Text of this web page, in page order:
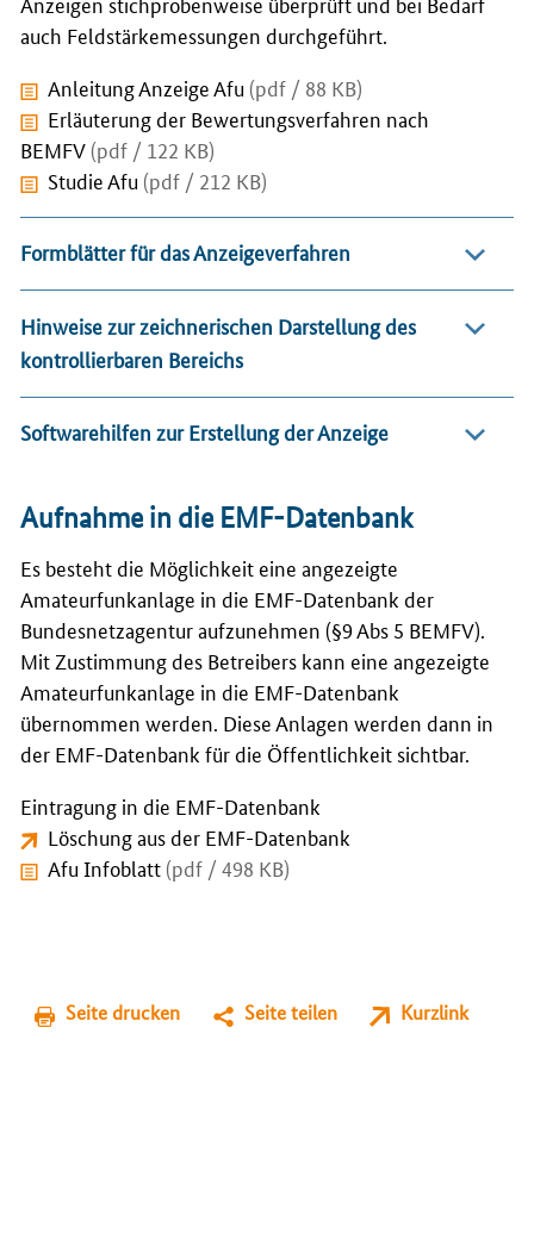
auch Feldstärkemessungen durchgeführt.
Anleitung Anzeige Afu (pdf / 88 KB)
Erläuterung der Bewertungsverfahren nach
BEMFV (pdf / 122 KB)
Studie Afu (pdf / 212 KB)
Formblätter für das Anzeigeverfahren
Hinweise zur zeichnerischen Darstellung des
kontrollierbaren Bereichs
Softwarehilfen zur Erstellung der Anzeige
Aufnahme in die EMF-Datenbank
Es besteht die Möglichkeit eine angezeigte
Amateurfunkanlage in die EMF-Datenbank der
Bundesnetzagentur aufzunehmen (§9 Abs 5 BEMFV).
Mit Zustimmung des Betreibers kann eine angezeigte
Amateurfunkanlage in die EMF-Datenbank
übernommen werden. Diese Anlagen werden dann in
der EMF-Datenbank für die Öffentlichkeit sichtbar.
Eintragung in die EMF-Datenbank
Löschung aus der EMF-Datenbank
Afu Infoblatt (pdf / 498 KB)
Seite drucken Seite teilen Kurzlink